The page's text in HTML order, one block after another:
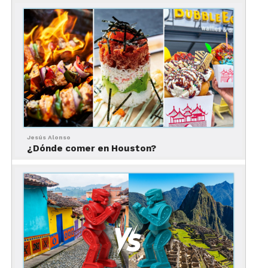
con su entretenimiento en vivo, que recibe en su
escenario a bandas en vivo, DJ’s y cantantes. Para
saber más de la agenda de eventos del restaurante,
haz clickaquí.
Por su privilegiada ubicación en el Distrito de los
Teatros, Bacall’s es el sitio perfecto para disfrutar
de una cena inolvidable para acompañar una
noche en Broadway o una experiencia de alguno
Jesús Alonso
¿Dónde comer en Houston?